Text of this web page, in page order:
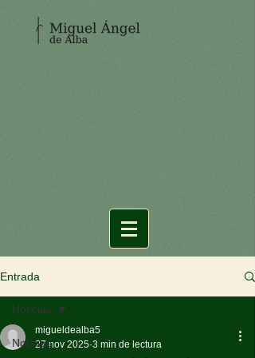
Entrada
Noticias
Noticias
migueldealba5
27 nov 2025 3 min de lectura